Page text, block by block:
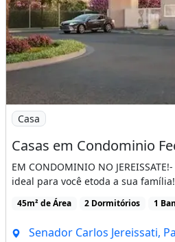
Imagem: Casas em
Casa
EM CONDOMINIO NO
ideal para você etoda a sua
45m² de Área 2 Dormitórios 1
Senador Carlos Jereissati,